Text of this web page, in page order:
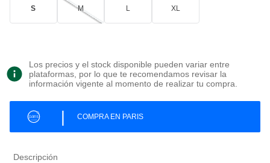
S M L XL
Los precios y el stock disponible pueden variar entre
plataformas, por lo que te recomendamos revisar la
información vigente al momento de realizar tu compra.
| COMPRA EN PARIS
Descripción